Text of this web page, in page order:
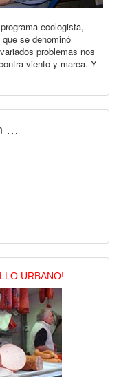
ecologista,
se denominó
problemas nos
viento y marea. Y
…
URBANO!